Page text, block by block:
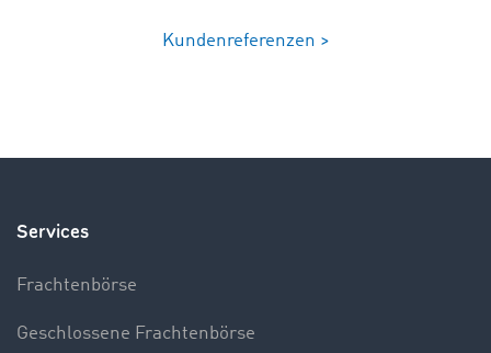
Kundenreferenzen >
Services
Frachtenbörse
Geschlossene Frachtenbörse